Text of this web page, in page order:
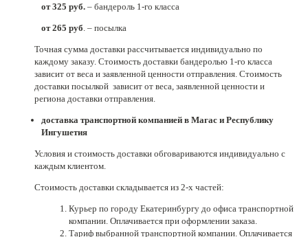
Бисер TOHO
Нетемнеющая фурнитура
Всё для вышивки
Проволока
Натуральные камни
Каталог
Новинки!
О магазине
от 325 руб. – бандероль 1-го класса
от 265 руб. – посылка
Точная сумма доставки рассчитывается индивидуально по
каждому заказу. Стоимость доставки бандеролью 1-го класса
зависит от веса и заявленной ценности отправления. Стоимость
доставки посылкой зависит от веса, заявленной ценности и
региона доставки отправления.
доставка транспортной компанией в Магас и Республику
Ингушетия
Условия и стоимость доставки обговариваются индивидуально с
каждым клиентом.
Стоимость доставки складывается из 2-х частей:
Курьер по городу Екатеринбургу до офиса транспортной
компании. Оплачивается при оформлении заказа.
Тариф выбранной транспортной компании. Оплачивается